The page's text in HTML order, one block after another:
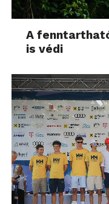
A
is védi